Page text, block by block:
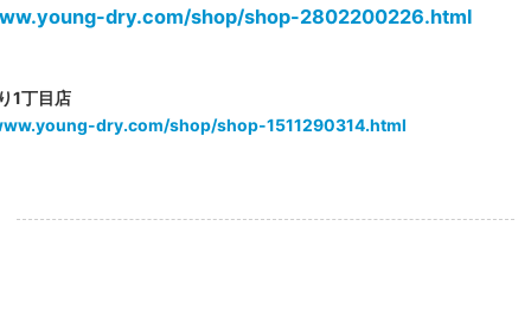
dry.com/shop/shop-2802200226.html
1丁目店
dry.com/shop/shop-1511290314.html